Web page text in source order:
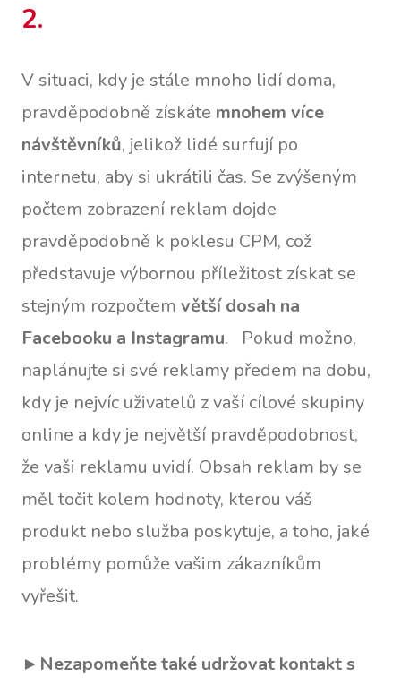
2.
V situaci, kdy je stále mnoho lidí doma,
pravděpodobně získáte mnohem více
návštěvníků, jelikož lidé surfují po
internetu, aby si ukrátili čas. Se zvýšeným
počtem zobrazení reklam dojde
pravděpodobně k poklesu CPM, což
představuje výbornou příležitost získat se
stejným rozpočtem větší dosah na
Facebooku a Instagramu. Pokud možno,
naplánujte si své reklamy předem na dobu,
kdy je nejvíc uživatelů z vaší cílové skupiny
online a kdy je největší pravděpodobnost,
že vaši reklamu uvidí. Obsah reklam by se
měl točit kolem hodnoty, kterou váš
produkt nebo služba poskytuje, a toho, jaké
problémy pomůže vašim zákazníkům
vyřešit.
► Nezapomeňte také udržovat kontakt s